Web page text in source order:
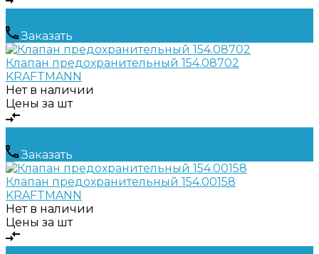
Заказать
Клапан предохранительный 154.08702
KRAFTMANN
Нет в наличии
Цены за шт
Заказать
Клапан предохранительный 154.00158
KRAFTMANN
Нет в наличии
Цены за шт